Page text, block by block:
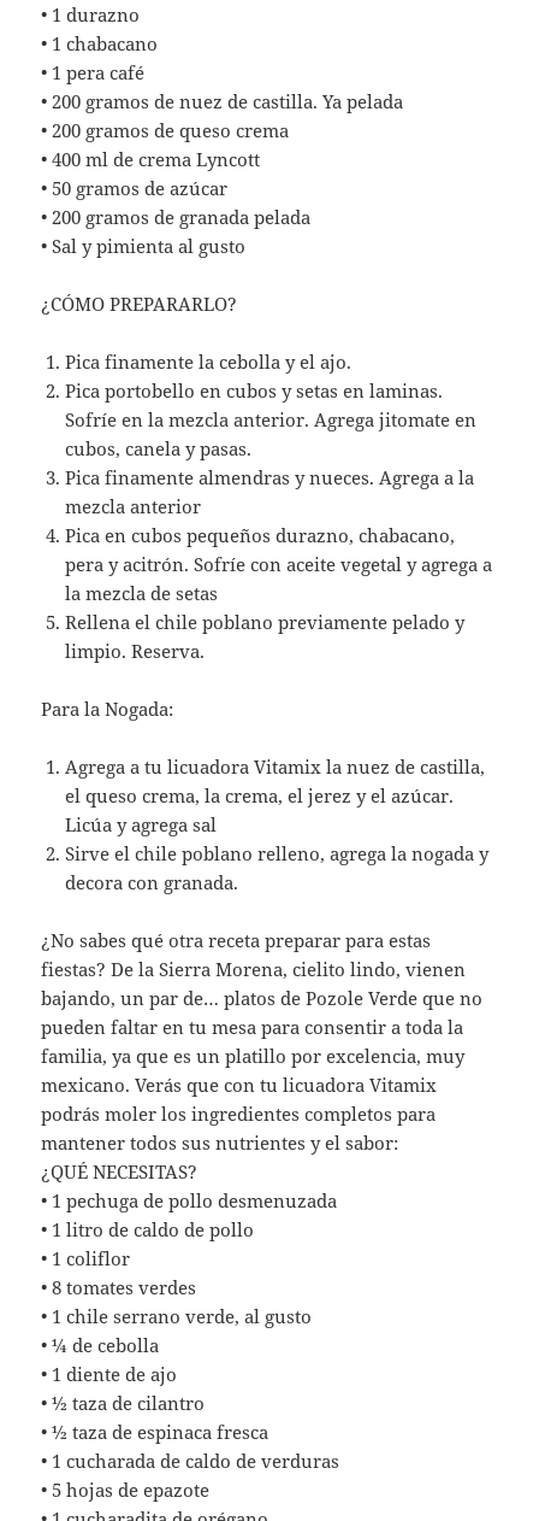
• 1 durazno
• 1 chabacano
• 1 pera café
• 200 gramos de nuez de castilla. Ya pelada
• 200 gramos de queso crema
• 400 ml de crema Lyncott
• 50 gramos de azúcar
• 200 gramos de granada pelada
• Sal y pimienta al gusto
¿CÓMO PREPARARLO?
Pica finamente la cebolla y el ajo.
Pica portobello en cubos y setas en laminas.
Sofríe en la mezcla anterior. Agrega jitomate en
cubos, canela y pasas.
Pica finamente almendras y nueces. Agrega a la
mezcla anterior
Pica en cubos pequeños durazno, chabacano,
pera y acitrón. Sofríe con aceite vegetal y agrega a
la mezcla de setas
Rellena el chile poblano previamente pelado y
limpio. Reserva.
Para la Nogada:
Agrega a tu licuadora Vitamix la nuez de castilla,
el queso crema, la crema, el jerez y el azúcar.
Licúa y agrega sal
Sirve el chile poblano relleno, agrega la nogada y
decora con granada.
¿No sabes qué otra receta preparar para estas
fiestas? De la Sierra Morena, cielito lindo, vienen
bajando, un par de… platos de Pozole Verde que no
pueden faltar en tu mesa para consentir a toda la
familia, ya que es un platillo por excelencia, muy
mexicano. Verás que con tu licuadora Vitamix
podrás moler los ingredientes completos para
mantener todos sus nutrientes y el sabor:
¿QUÉ NECESITAS?
• 1 pechuga de pollo desmenuzada
• 1 litro de caldo de pollo
• 1 coliflor
• 8 tomates verdes
• 1 chile serrano verde, al gusto
• ¼ de cebolla
• 1 diente de ajo
• ½ taza de cilantro
• ½ taza de espinaca fresca
• 1 cucharada de caldo de verduras
• 5 hojas de epazote